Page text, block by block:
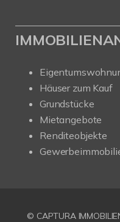
Häuser zum Kauf
Grundstücke
Mietangebote
Renditeobjekte
© CAPTURA